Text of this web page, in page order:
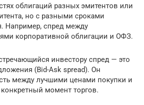
облигаций разных эмитентов или
но с разными сроками
Например, спред между
корпоративной облигации и ОФЗ.
инвестору спред — это
(Bid-Ask spread). Он
между лучшими ценами покупки и
момент торгов.